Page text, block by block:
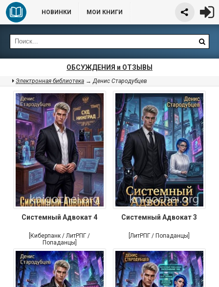
НОВИНКИ МОИ КНИГИ
ОБСУЖДЕНИЯ и ОТЗЫВЫ
Электронная библиотека → Денис Стародубцев
Системный Адвокат 4
[Киберпанк / ЛитРПГ /
Попаданцы]
Системный Адвокат 3
[ЛитРПГ / Попаданцы]